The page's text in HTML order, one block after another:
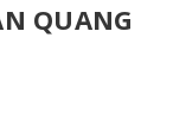
QUANG